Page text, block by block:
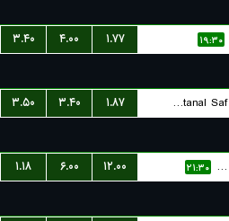
۱۹:۳۰ ۱.۷۷ ۴.۰۰
۳.۴۰
FC Pantanal Saf MS (W) ۱.۸۷ ۳.۴۰
۳.۵۰
CD Chivas Guadalajara (W) ۲۱:۳۰ ۱۲.۰۰ ۶.۰۰
۱.۱۸